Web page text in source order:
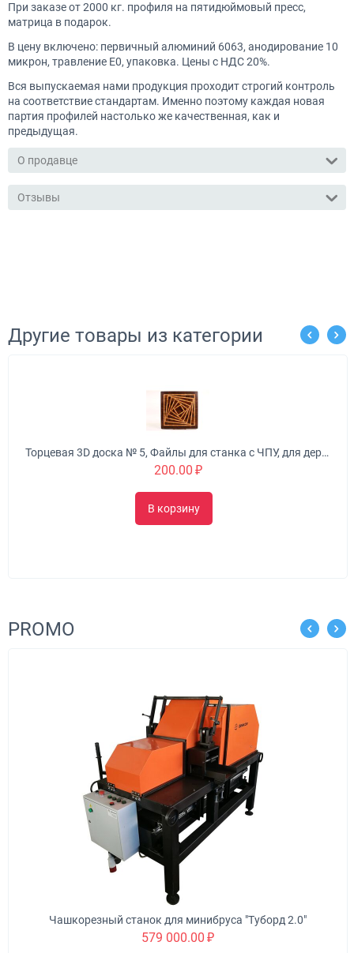
При заказе от 2000 кг. профиля на пятидюймовый пресс,
матрица в подарок.
В цену включено: первичный алюминий 6063, анодирование 10
микрон, травление Е0, упаковка. Цены с НДС 20%.
Вся выпускаемая нами продукция проходит строгий контроль
на соответствие стандартам. Именно поэтому каждая новая
партия профилей настолько же качественная, как и
предыдущая.
О продавце
Отзывы
Другие товары из категории
Торцевая 3D доска № 5, Файлы для станка с ЧПУ, для дерева, вставки с ЧПУ, VCarve, файлы Aspire, файлы лазерной резки EPS, SVG, DXF
PROMO
для минибруса "Туборд 2.0"